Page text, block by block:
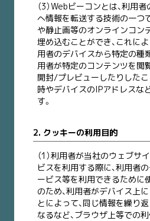
（3）Webビーコンとは、利用
へ情報を転送する技術の一つ
や静止画等のオンラインコン
埋め込むことができ、これに
用者のデバイスから特定の種
用者が特定のコンテンツを閲
開封/プレビューしたりしたこ
時やデバイスのIPアドレスな
す。
2. クッキーの利用目的
（1）利用者が当社のウェブサ
ビスを利用する際に、利用者
ービス等を利用できるために
のため、利用者がデバイス上
とによって、同じ情報を繰り
なるなど、ブラウザ上等での